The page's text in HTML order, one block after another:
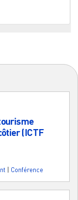
(ICTF
Conférence